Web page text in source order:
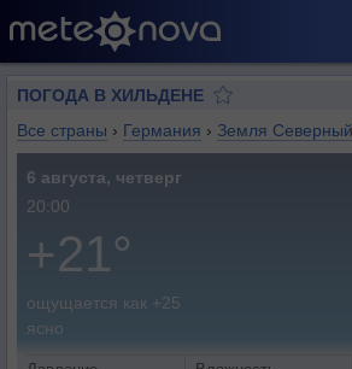
ПОГОДА В ХИЛЬДЕНЕ
Все страны › Германия › Земля
6 августа, четверг
20:00
+21°
ощущается как +25
ясно